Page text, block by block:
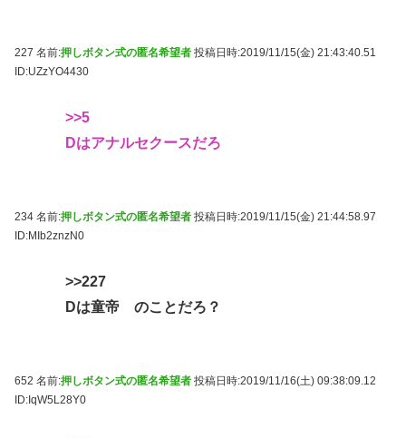
227 名前:押しボタン式の匿名希望者 投稿日時:2019/11/15(金) 21:43:40.51
ID:UZzYO4430
>>5
Dはアナルセクースだろ
234 名前:押しボタン式の匿名希望者 投稿日時:2019/11/15(金) 21:44:58.97
ID:MIb2znzN0
>>227
Dは童帝 のことだろ？
652 名前:押しボタン式の匿名希望者 投稿日時:2019/11/16(土) 09:38:09.12
ID:IqW5L28Y0